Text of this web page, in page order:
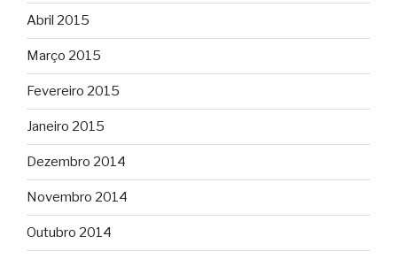
Abril 2015
Março 2015
Fevereiro 2015
Janeiro 2015
Dezembro 2014
Novembro 2014
Outubro 2014